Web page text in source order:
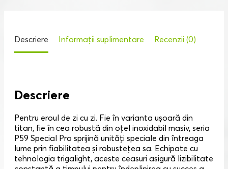
Descriere Informații suplimentare Recenzii (0)
Descriere
Pentru eroul de zi cu zi. Fie în varianta ușoară din
titan, fie în cea robustă din oțel inoxidabil masiv, seria
P59 Special Pro sprijină unități speciale din întreaga
lume prin fiabilitatea și robustețea sa. Echipate cu
tehnologia trigalight, aceste ceasuri asigură lizibilitate